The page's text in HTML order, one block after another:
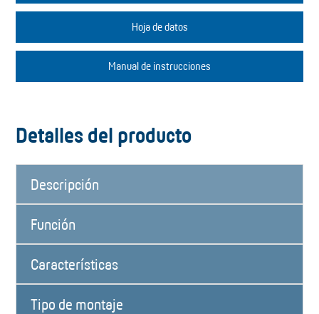
Hoja de datos
Manual de instrucciones
Detalles del producto
Descripción
Función
Características
Tipo de montaje